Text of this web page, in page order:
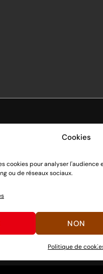
Cookies
cookies pour analyser l'audience
ou de réseaux sociaux.
NON
Politique de
Switch 1 et 2, sortie le 3 mars
par des dons, découvrez